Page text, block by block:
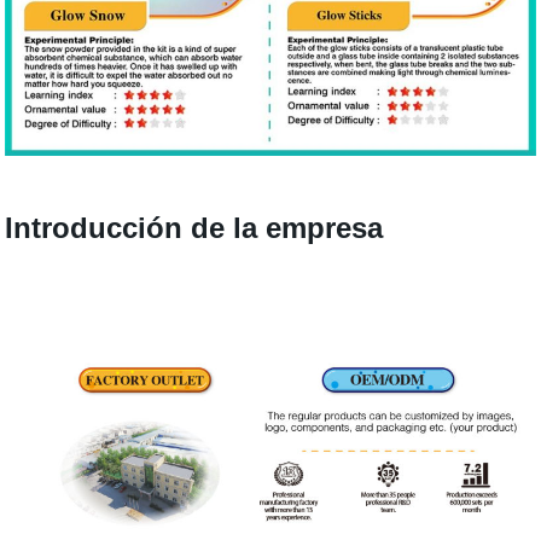
Introducción de la empresa